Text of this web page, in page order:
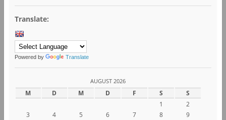
Translate:
Powered by Translate
AUGUST 2026
M D M D F S S
1
2
3
4 5 6 7 8
9